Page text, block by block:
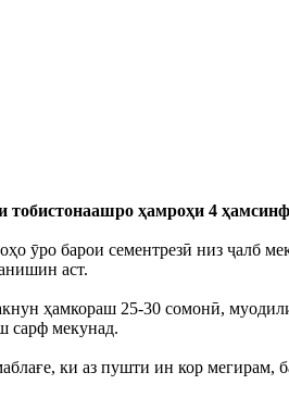
ҳамроҳи 4
ӯро барои сементрезӣ низ ҷалб
аст.
ҳамкораш 25-30 сомонӣ,
сарф мекунад.
ки аз пушти ин кор мегирам,